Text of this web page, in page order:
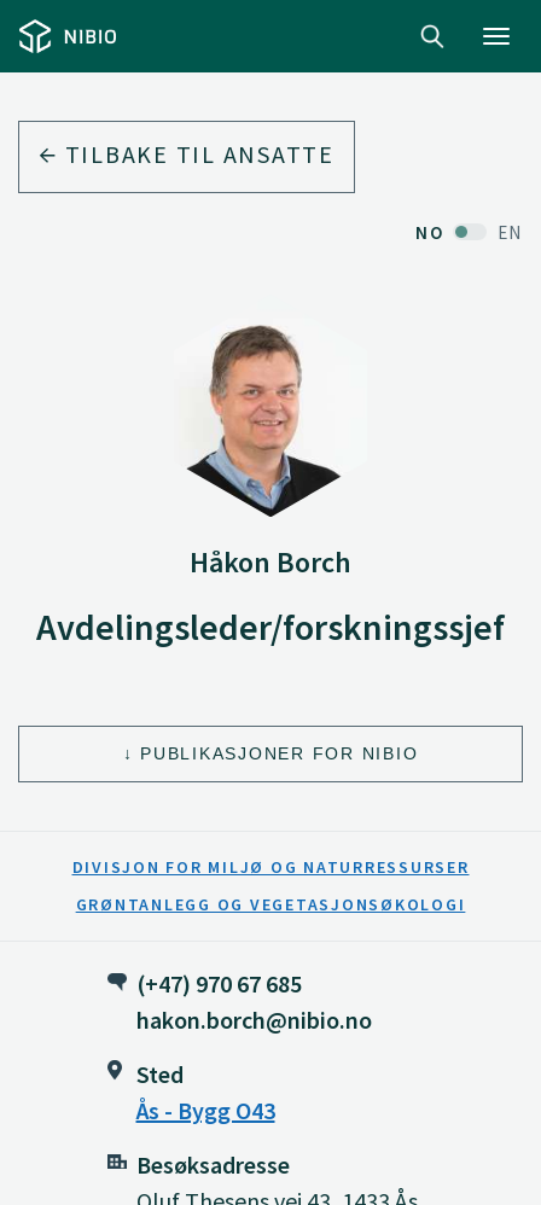
TILBAKE TIL ANSATTE
NO EN
Håkon Borch
Avdelingsleder/forskningssjef
PUBLIKASJONER FOR NIBIO
DIVISJON FOR MILJØ OG NATURRESSURSER
GRØNTANLEGG OG VEGETASJONSØKOLOGI
(+47) 970 67 685
hakon.borch@nibio.no
Sted
Ås - Bygg O43
Besøksadresse